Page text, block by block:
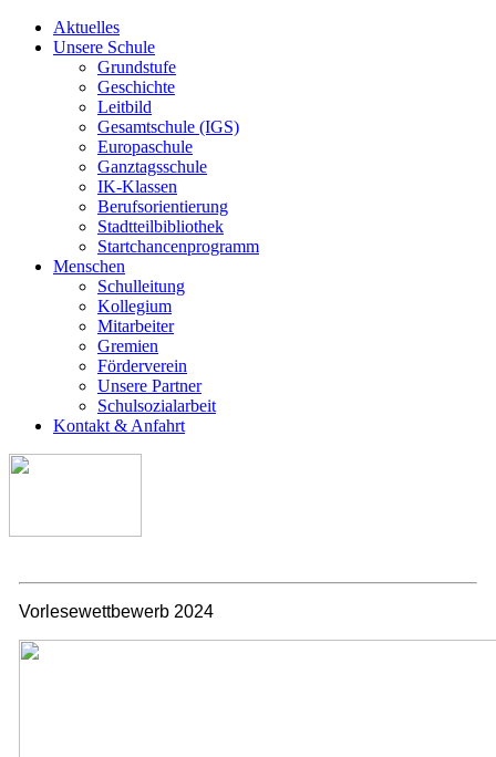
Aktuelles
Unsere Schule
Grundstufe
Geschichte
Leitbild
Gesamtschule (IGS)
Europaschule
Ganztagsschule
IK-Klassen
Berufsorientierung
Stadtteilbibliothek
Startchancenprogramm
Menschen
Schulleitung
Kollegium
Mitarbeiter
Gremien
Förderverein
Unsere Partner
Schulsozialarbeit
Kontakt & Anfahrt
Vorlesewettbewerb 2024